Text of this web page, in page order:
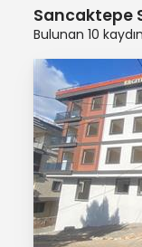
Sancaktepe
Bulunan 10